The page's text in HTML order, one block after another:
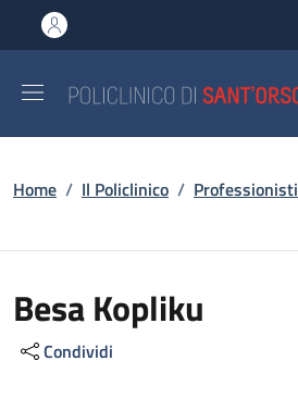
al contenuto principale
to footer content
Briciole di pane
Home / Il Policlinico / Professionisti
Besa Kopliku
Condividi